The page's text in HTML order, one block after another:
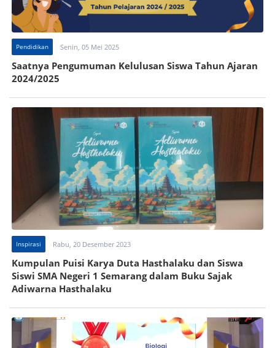
Pendidikan Senin, 05 Mei 2025
Saatnya Pengumuman Kelulusan Siswa Tahun Ajaran
2024/2025
Inspirasi Rabu, 20 Desember 2023
Kumpulan Puisi Karya Duta Hasthalaku dan Siswa
Siswi SMA Negeri 1 Semarang dalam Buku Sajak
Adiwarna Hasthalaku